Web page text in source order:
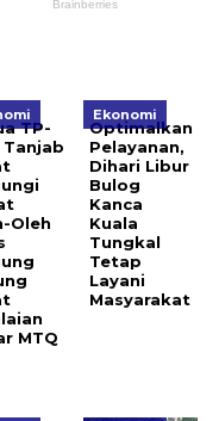
TP-
Tanjab
Oleh
MTQ
Ekonomi
Optimalkan
Pelayanan,
Dihari Libur
Bulog
Kanca
Kuala
Tungkal
Tetap
Layani
Masyarakat